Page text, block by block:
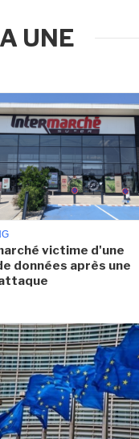
UNE
victime d'une
données après une